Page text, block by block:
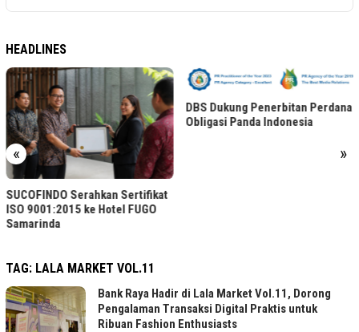
HEADLINES
« »
SUCOFINDO Serahkan Sertifikat
ISO 9001:2015 ke Hotel FUGO
Samarinda
DBS Dukung Penerbitan Perdana
Obligasi Panda Indonesia
TAG: LALA MARKET VOL.11
Bank Raya Hadir di Lala Market Vol.11, Dorong
Pengalaman Transaksi Digital Praktis untuk
Ribuan Fashion Enthusiasts